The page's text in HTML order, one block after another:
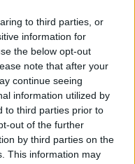
to third parties, or
information for
the below opt-out
note that after your
continue seeing
information utilized by
to third parties prior to
out of the further
by third parties on the
This information may
πάνω μας μία